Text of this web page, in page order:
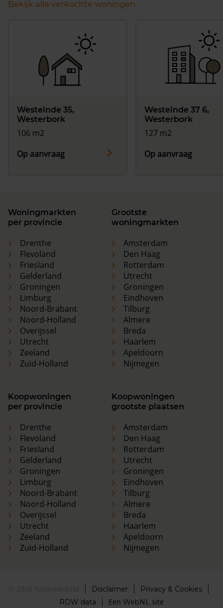
Bekijk alle verkochte woningen
Westeinde 35,
Westerbork
106 m2
Op aanvraag
Westeinde 37 6,
Westerbork
127 m2
Op aanvraag
Woningmarkten
per provincie
Drenthe
Flevoland
Friesland
Gelderland
Groningen
Limburg
Noord-Brabant
Noord-Holland
Overijssel
Utrecht
Zeeland
Zuid-Holland
Grootste
woningmarkten
Amsterdam
Den Haag
Rotterdam
Utrecht
Groningen
Eindhoven
Tilburg
Almere
Breda
Haarlem
Apeldoorn
Nijmegen
Koopwoningen
per provincie
Drenthe
Flevoland
Friesland
Gelderland
Groningen
Limburg
Noord-Brabant
Noord-Holland
Overijssel
Utrecht
Zeeland
Zuid-Holland
Koopwoningen
grootste plaatsen
Amsterdam
Den Haag
Rotterdam
Utrecht
Groningen
Eindhoven
Tilburg
Almere
Breda
Haarlem
Apeldoorn
Nijmegen
Disclaimer
Privacy & Cookies
RDW data
Een WebNL site